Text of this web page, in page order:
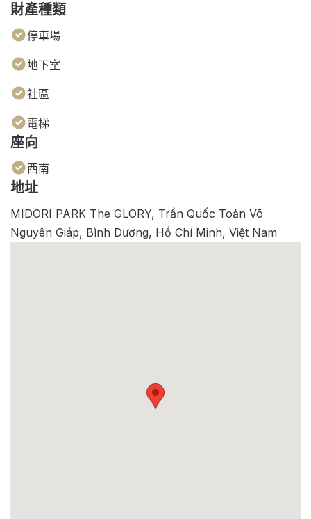
財產種類
停車場
地下室
社區
電梯
座向
西南
地址
MIDORI PARK The GLORY, Trần Quốc Toản Võ
Nguyên Giáp, Bình Dương, Hồ Chí Minh, Việt Nam